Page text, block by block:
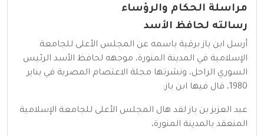
مراسلة الحكام والرؤساء
رسالته لحافظ الأسد
أرسل ابن باز برقية باسمه عن المجلس الأعلى للجامعة
الإسلامية في المدينة المنورة، موجهه لحافظ الأسد الرئيس
السوري الراحل، ونشرتها مجلة الاعتصام المصرية في يناير
1980، قال فيها ابن باز:
عبد العزيز بن باز لقد هال المجلس الأعلى للجامعة الإسلامية
المنعقد بالمدينة المنورة،